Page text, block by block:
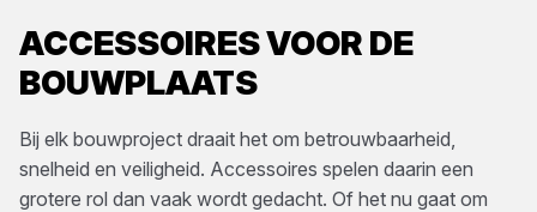
ACCESSOIRES VOOR DE
BOUWPLAATS
Bij elk bouwproject draait het om betrouwbaarheid,
snelheid en veiligheid. Accessoires spelen daarin een
grotere rol dan vaak wordt gedacht. Of het nu gaat om